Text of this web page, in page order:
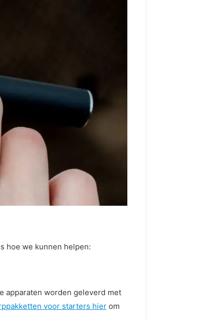
hoe we kunnen helpen:
apparaten worden geleverd met
voor starters hier om